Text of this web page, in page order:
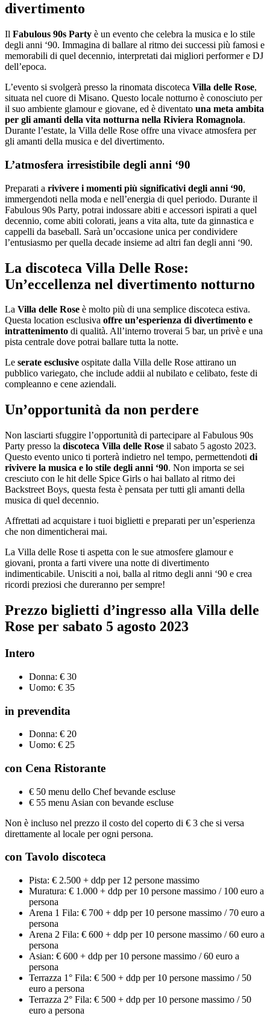
divertimento
Il Fabulous 90s Party è un evento che celebra la musica e lo stile
degli anni ‘90. Immagina di ballare al ritmo dei successi più famosi e
memorabili di quel decennio, interpretati dai migliori performer e DJ
dell’epoca.
L’evento si svolgerà presso la rinomata discoteca Villa delle Rose,
situata nel cuore di Misano. Questo locale notturno è conosciuto per
il suo ambiente glamour e giovane, ed è diventato una meta ambita
per gli amanti della vita notturna nella Riviera Romagnola.
Durante l’estate, la Villa delle Rose offre una vivace atmosfera per
gli amanti della musica e del divertimento.
L’atmosfera irresistibile degli anni ‘90
Preparati a rivivere i momenti più significativi degli anni ‘90,
immergendoti nella moda e nell’energia di quel periodo. Durante il
Fabulous 90s Party, potrai indossare abiti e accessori ispirati a quel
decennio, come abiti colorati, jeans a vita alta, tute da ginnastica e
cappelli da baseball. Sarà un’occasione unica per condividere
l’entusiasmo per quella decade insieme ad altri fan degli anni ‘90.
La discoteca Villa Delle Rose:
Un’eccellenza nel divertimento notturno
La Villa delle Rose è molto più di una semplice discoteca estiva.
Questa location esclusiva offre un’esperienza di divertimento e
intrattenimento di qualità. All’interno troverai 5 bar, un privè e una
pista centrale dove potrai ballare tutta la notte.
Le serate esclusive ospitate dalla Villa delle Rose attirano un
pubblico variegato, che include addii al nubilato e celibato, feste di
compleanno e cene aziendali.
Un’opportunità da non perdere
Non lasciarti sfuggire l’opportunità di partecipare al Fabulous 90s
Party presso la discoteca Villa delle Rose il sabato 5 agosto 2023.
Questo evento unico ti porterà indietro nel tempo, permettendoti di
rivivere la musica e lo stile degli anni ‘90. Non importa se sei
cresciuto con le hit delle Spice Girls o hai ballato al ritmo dei
Backstreet Boys, questa festa è pensata per tutti gli amanti della
musica di quel decennio.
Affrettati ad acquistare i tuoi biglietti e preparati per un’esperienza
che non dimenticherai mai.
La Villa delle Rose ti aspetta con le sue atmosfere glamour e
giovani, pronta a farti vivere una notte di divertimento
indimenticabile. Unisciti a noi, balla al ritmo degli anni ‘90 e crea
ricordi preziosi che dureranno per sempre!
Prezzo biglietti d’ingresso alla Villa delle
Rose per sabato 5 agosto 2023
Intero
Donna: € 30
Uomo: € 35
in prevendita
Donna: € 20
Uomo: € 25
con Cena Ristorante
€ 50 menu dello Chef bevande escluse
€ 55 menu Asian con bevande escluse
Non è incluso nel prezzo il costo del coperto di € 3 che si versa
direttamente al locale per ogni persona.
con Tavolo discoteca
Pista: € 2.500 + ddp per 12 persone massimo
Muratura: € 1.000 + ddp per 10 persone massimo / 100 euro a
persona
Arena 1 Fila: € 700 + ddp per 10 persone massimo / 70 euro a
persona
Arena 2 Fila: € 600 + ddp per 10 persone massimo / 60 euro a
persona
Asian: € 600 + ddp per 10 persone massimo / 60 euro a
persona
Terrazza 1° Fila: € 500 + ddp per 10 persone massimo / 50
euro a persona
Terrazza 2° Fila: € 500 + ddp per 10 persone massimo / 50
euro a persona